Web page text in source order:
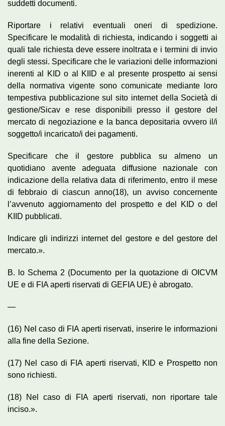
suddetti documenti.
Riportare i relativi eventuali oneri di spedizione.
Specificare le modalità di richiesta, indicando i soggetti ai
quali tale richiesta deve essere inoltrata e i termini di invio
degli stessi. Specificare che le variazioni delle informazioni
inerenti al KID o al KIID e al presente prospetto ai sensi
della normativa vigente sono comunicate mediante loro
tempestiva pubblicazione sul sito internet della Società di
gestione/Sicav e rese disponibili presso il gestore del
mercato di negoziazione e la banca depositaria ovvero il/i
soggetto/i incaricato/i dei pagamenti.
Specificare che il gestore pubblica su almeno un
quotidiano avente adeguata diffusione nazionale con
indicazione della relativa data di riferimento, entro il mese
di febbraio di ciascun anno(18), un avviso concernente
l’avvenuto aggiornamento del prospetto e del KID o del
KIID pubblicati.
Indicare gli indirizzi internet del gestore e del gestore del
mercato.».
B. lo Schema 2 (Documento per la quotazione di OICVM
UE e di FIA aperti riservati di GEFIA UE) è abrogato.
—
(16) Nel caso di FIA aperti riservati, inserire le informazioni
alla fine della Sezione.
(17) Nel caso di FIA aperti riservati, KID e Prospetto non
sono richiesti.
(18) Nel caso di FIA aperti riservati, non riportare tale
inciso.».